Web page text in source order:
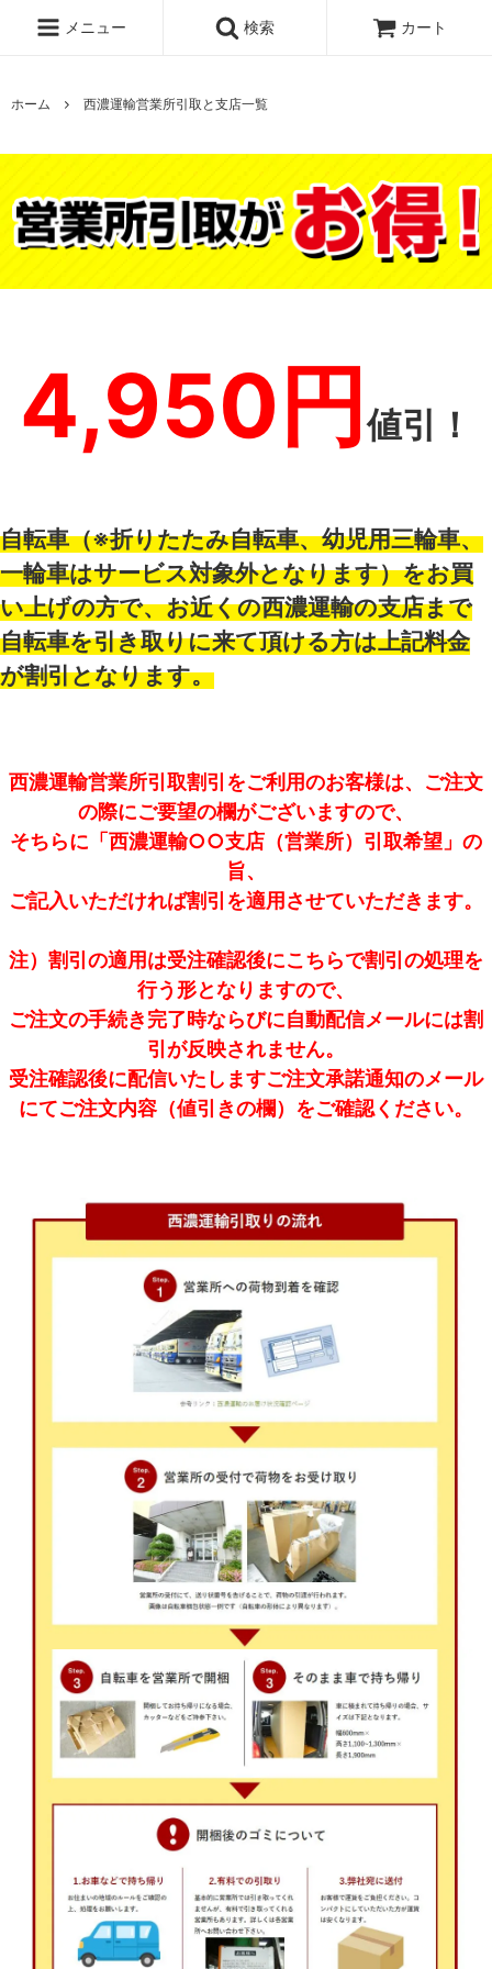
メニュー 検索 カート
ホーム 西濃運輸営業所引取と支店一覧
4,950円値引！
自転車（※折りたたみ自転車、幼児用三輪車、
一輪車はサービス対象外となります）をお買
い上げの方で、お近くの西濃運輸の支店まで
自転車を引き取りに来て頂ける方は上記料金
が割引となります。
西濃運輸営業所引取割引をご利用のお客様は、ご注文
の際にご要望の欄がございますので、
そちらに「西濃運輸○○支店（営業所）引取希望」の
旨、
ご記入いただければ割引を適用させていただきます。
注）割引の適用は受注確認後にこちらで割引の処理を
行う形となりますので、
ご注文の手続き完了時ならびに自動配信メールには割
引が反映されません。
受注確認後に配信いたしますご注文承諾通知のメール
にてご注文内容（値引きの欄）をご確認ください。